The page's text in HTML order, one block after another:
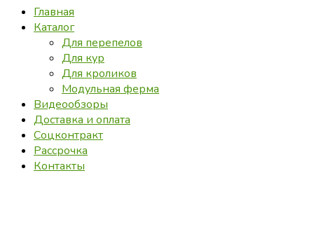
Главная
Каталог
Для перепелов
Для кур
Для кроликов
Модульная ферма
Видеообзоры
Доставка и оплата
Соцконтракт
Рассрочка
Контакты